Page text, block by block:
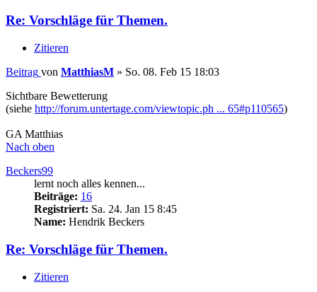
Re: Vorschläge für Themen.
Zitieren
Beitrag von MatthiasM » So. 08. Feb 15 18:03
Sichtbare Bewetterung
(siehe http://forum.untertage.com/viewtopic.ph ... 65#p110565)
GA Matthias
Nach oben
Beckers99
lernt noch alles kennen...
Beiträge: 16
Registriert: Sa. 24. Jan 15 8:45
Name: Hendrik Beckers
Re: Vorschläge für Themen.
Zitieren